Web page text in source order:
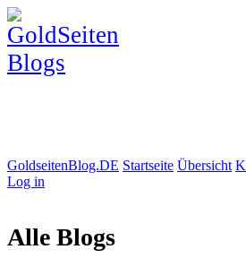
GoldseitenBlog.DE Startseite Übersicht
Log in
Alle Blogs